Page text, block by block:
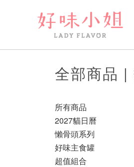
全部商品 |
所有商品
2027貓日曆
懶骨頭系列
好味主食罐
超值組合